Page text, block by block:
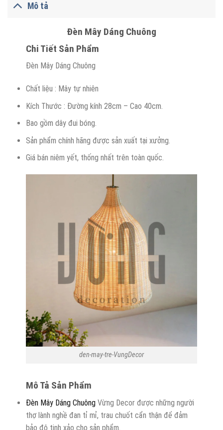
Mô tả
Đèn Mây Dáng Chuông
Chi Tiết Sản Phẩm
Đèn Mây Dáng Chuông
Chất liệu : Mây tự nhiên
Kích Thước : Đường kính 28cm – Cao 40cm.
Bao gồm dây đui bóng.
Sản phẩm chính hãng được sản xuất tại xưởng.
Giá bán niêm yết, thống nhất trên toàn quốc.
den-may-tre-VungDecor
Mô Tả Sản Phẩm
Đèn Mây Dáng ChuôngVừng Decor được những người
thợ lành nghề đan tỉ mỉ, trau chuốt cẩn thận để đảm
bảo độ tinh xảo cho sản phẩm.